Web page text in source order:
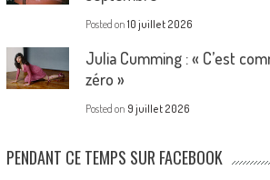
Posted on 10 juillet 2026
Julia Cumming : « C’est
zéro »
Posted on 9 juillet 2026
PENDANT CE TEMPS SUR FACEBOOK